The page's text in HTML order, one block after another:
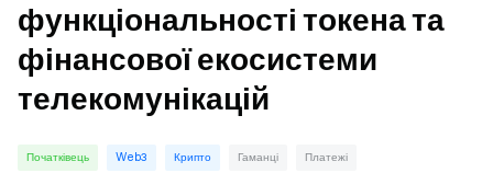
функціональності токена та
фінансової екосистеми
телекомунікацій
Початківець Web3 Крипто Гаманці Платежі